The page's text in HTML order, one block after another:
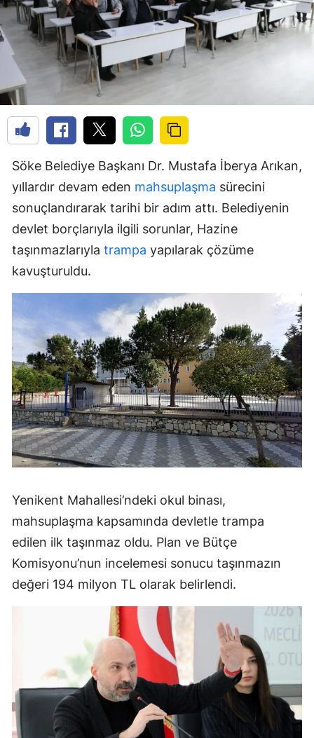
Söke Belediye Başkanı Dr. Mustafa İberya Arıkan,
yıllardır devam eden mahsuplaşma sürecini
sonuçlandırarak tarihi bir adım attı. Belediyenin
devlet borçlarıyla ilgili sorunlar, Hazine
taşınmazlarıyla trampa yapılarak çözüme
kavuşturuldu.
Yenikent Mahallesi’ndeki okul binası,
mahsuplaşma kapsamında devletle trampa
edilen ilk taşınmaz oldu. Plan ve Bütçe
Komisyonu’nun incelemesi sonucu taşınmazın
değeri 194 milyon TL olarak belirlendi.